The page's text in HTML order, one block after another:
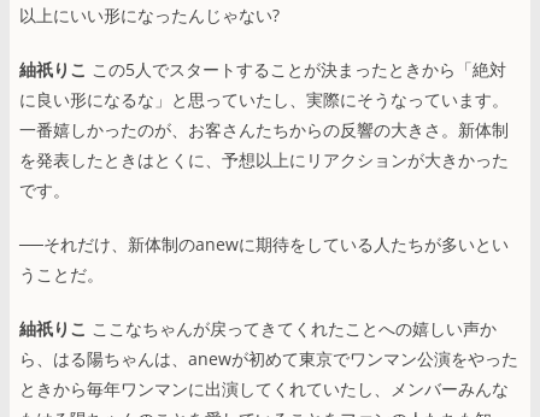
以上にいい形になったんじゃない?
紬祇りこ この5人でスタートすることが決まったときから「絶対
に良い形になるな」と思っていたし、実際にそうなっています。
一番嬉しかったのが、お客さんたちからの反響の大きさ。新体制
を発表したときはとくに、予想以上にリアクションが大きかった
です。
──それだけ、新体制のanewに期待をしている人たちが多いとい
うことだ。
紬祇りこ ここなちゃんが戻ってきてくれたことへの嬉しい声か
ら、はる陽ちゃんは、anewが初めて東京でワンマン公演をやった
ときから毎年ワンマンに出演してくれていたし、メンバーみんな